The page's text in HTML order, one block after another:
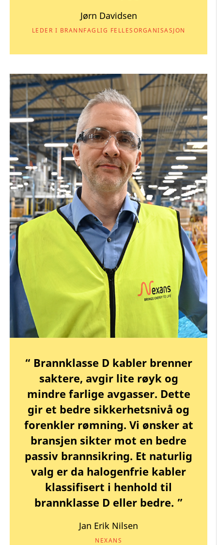
Jørn Davidsen
LEDER I BRANNFAGLIG FELLESORGANISASJON
“ Brannklasse D kabler brenner
saktere, avgir lite røyk og
mindre farlige avgasser. Dette
gir et bedre sikkerhetsnivå og
forenkler rømning. Vi ønsker at
bransjen sikter mot en bedre
passiv brannsikring. Et naturlig
valg er da halogenfrie kabler
klassifisert i henhold til
brannklasse D eller bedre. ”
Jan Erik Nilsen
NEXANS